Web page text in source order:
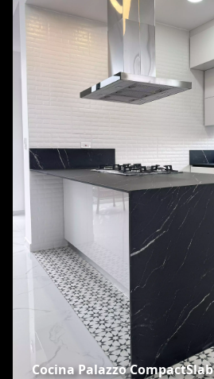
Cocina Palazzo CompactSlab